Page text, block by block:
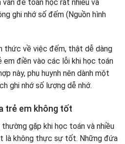
​​thức về việc đếm, thật dễ dàng
điền vào các lỗi khi học toán
này, phụ huynh nên dành một
ghi nhớ số lượng dễ nhớ.
trẻ em không tốt
gặp khi học toán và nhiều
là không thực sự tốt. Những đứa